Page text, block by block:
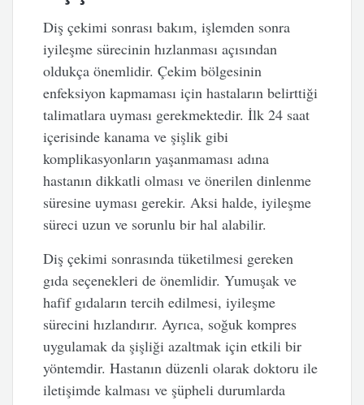
Diş çekimi sonrası bakım, işlemden sonra
iyileşme sürecinin hızlanması açısından
oldukça önemlidir. Çekim bölgesinin
enfeksiyon kapmaması için hastaların belirttiği
talimatlara uyması gerekmektedir. İlk 24 saat
içerisinde kanama ve şişlik gibi
komplikasyonların yaşanmaması adına
hastanın dikkatli olması ve önerilen dinlenme
süresine uyması gerekir. Aksi halde, iyileşme
süreci uzun ve sorunlu bir hal alabilir.
Diş çekimi sonrasında tüketilmesi gereken
gıda seçenekleri de önemlidir. Yumuşak ve
hafif gıdaların tercih edilmesi, iyileşme
sürecini hızlandırır. Ayrıca, soğuk kompres
uygulamak da şişliği azaltmak için etkili bir
yöntemdir. Hastanın düzenli olarak doktoru ile
iletişimde kalması ve şüpheli durumlarda